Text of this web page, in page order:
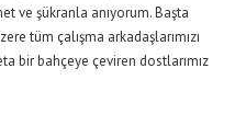
ve şükranla anıyorum. Başta
tüm çalışma arkadaşlarımızı
bir bahçeye çeviren dostlarımız